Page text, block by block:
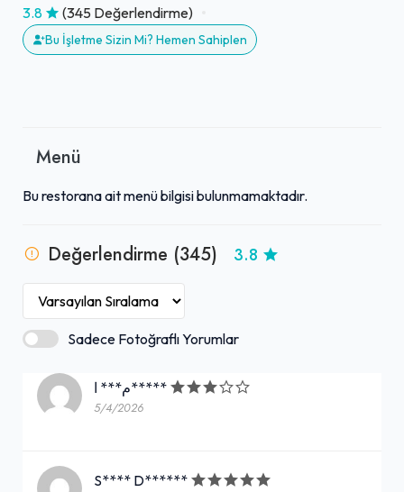
3.8 (345 Değerlendirme)
Bu İşletme Sizin Mi? Hemen Sahiplen
Menü
Bu restorana ait menü bilgisi bulunmamaktadır.
Değerlendirme (345) 3.8
Sadece Fotoğraflı Yorumlar
م*** ا*****
5/4/2026
S**** D******